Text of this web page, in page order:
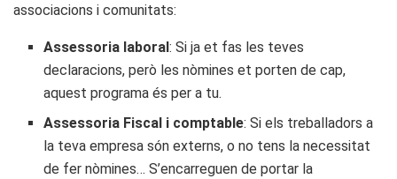
associacions i comunitats:
Assessoria laboral: Si ja et fas les teves
declaracions, però les nòmines et porten de cap,
aquest programa és per a tu.
Assessoria Fiscal i comptable: Si els treballadors a
la teva empresa són externs, o no tens la necessitat
de fer nòmines… S’encarreguen de portar la